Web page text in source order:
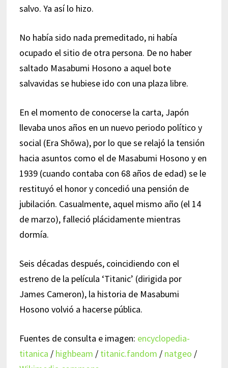
salvo. Ya así lo hizo.
No había sido nada premeditado, ni había
ocupado el sitio de otra persona. De no haber
saltado Masabumi Hosono a aquel bote
salvavidas se hubiese ido con una plaza libre.
En el momento de conocerse la carta, Japón
llevaba unos años en un nuevo periodo político y
social (Era Shōwa), por lo que se relajó la tensión
hacia asuntos como el de Masabumi Hosono y en
1939 (cuando contaba con 68 años de edad) se le
restituyó el honor y concedió una pensión de
jubilación. Casualmente, aquel mismo año (el 14
de marzo), falleció plácidamente mientras
dormía.
Seis décadas después, coincidiendo con el
estreno de la película ‘Titanic’ (dirigida por
James Cameron), la historia de Masabumi
Hosono volvió a hacerse pública.
Fuentes de consulta e imagen: encyclopedia-
titanica / highbeam / titanic.fandom / natgeo /